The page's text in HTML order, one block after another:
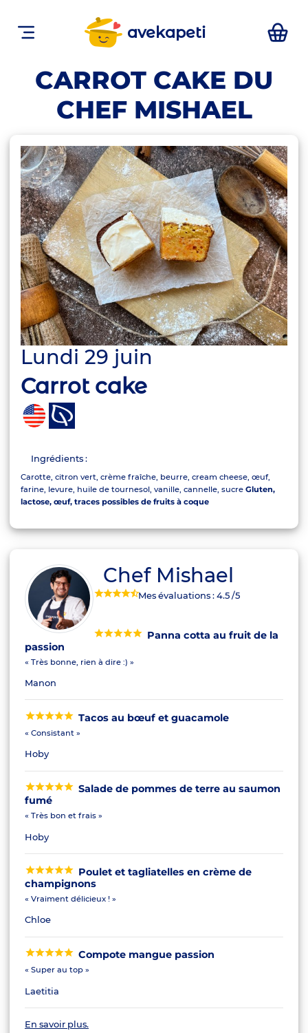
avekapeti
CARROT CAKE DU
CHEF MISHAEL
Lundi 29 juin
Carrot cake
Ingrédients :
Carotte, citron vert, crème fraîche, beurre, cream cheese, œuf,
farine, levure, huile de tournesol, vanille, cannelle, sucreGluten,
lactose, œuf, traces possibles de fruits à coque
Chef Mishael
Mes évaluations :4.5/5
Panna cotta au fruit de la
passion
« Très bonne, rien à dire :) »
Manon
Tacos au bœuf et guacamole
« Consistant »
Hoby
Salade de pommes de terre au saumon
fumé
« Très bon et frais »
Hoby
Poulet et tagliatelles en crème de
champignons
« Vraiment délicieux ! »
Chloe
Compote mangue passion
« Super au top »
Laetitia
En savoir plus.